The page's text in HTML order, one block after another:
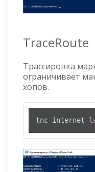
TraceRoute
Трассировка
ограничивает
хопов.
tnc internet-